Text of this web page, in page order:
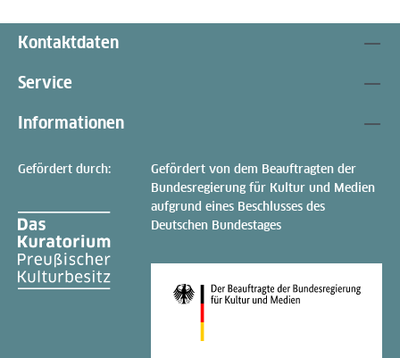
Kontaktdaten
Service
Informationen
Gefördert durch:
Gefördert von dem Beauftragten der
Bundesregierung für Kultur und Medien
aufgrund eines Beschlusses des
Deutschen Bundestages